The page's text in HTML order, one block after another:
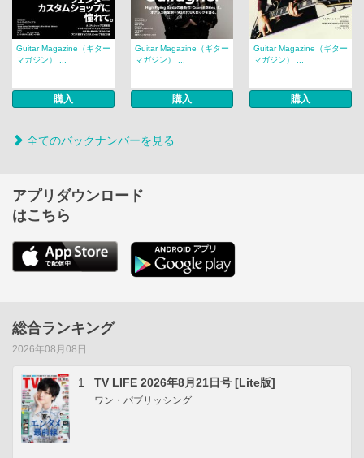
Guitar Magazine（ギター
マガジン） ...
購入
Guitar Magazine（ギター
マガジン） ...
購入
Guitar Magazine（ギター
マガジン） ...
購入
全てのバックナンバーを見る
アプリダウンロード
はこちら
総合ランキング
2026年08月08日
1 TV LIFE 2026年8月21日号 [Lite版]
ワン・パブリッシング